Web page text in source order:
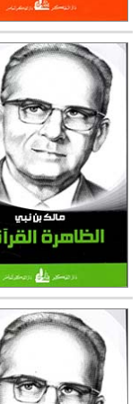
صابون
أطفال
مناسبات
فيديوهات
أسئلة
يتكرر
طرحها
خدمات
نيل
وفرات
انشر
تواصل
عربة
التسوق
نشرة
الإصدارات